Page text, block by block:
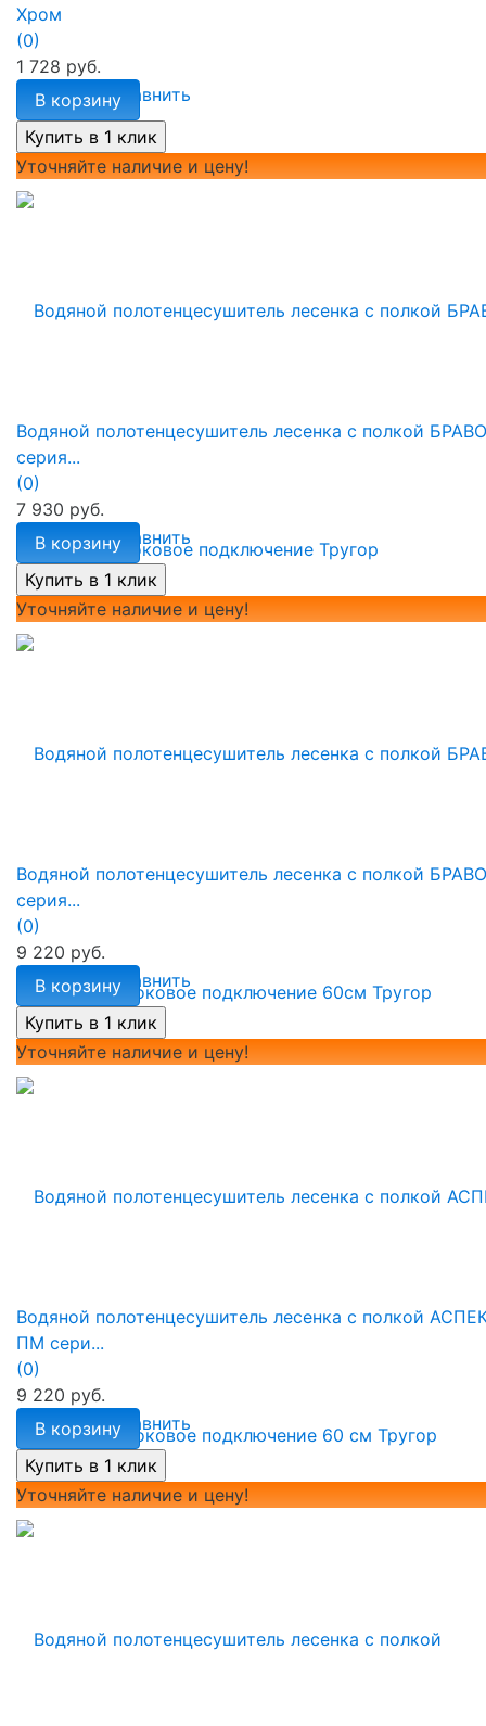
избранное сравнить
Хром
(0)
1 728 руб.
В корзину
Уточняйте наличие и цену!
избранное сравнить
Водяной полотенцесушитель лесенка с полкой
серия...
(0)
7 930 руб.
В корзину
Уточняйте наличие и цену!
избранное сравнить
Водяной полотенцесушитель лесенка с полкой
серия...
(0)
9 220 руб.
В корзину
Уточняйте наличие и цену!
избранное сравнить
Водяной полотенцесушитель лесенка с полкой
ПМ сери...
(0)
9 220 руб.
В корзину
Уточняйте наличие и цену!